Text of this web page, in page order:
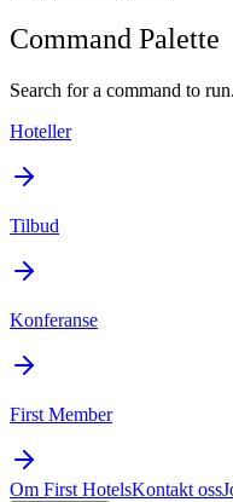
Command Palette
Search for a command to
Hoteller
Tilbud
Konferanse
First Member
Om First HotelsKontakt oss